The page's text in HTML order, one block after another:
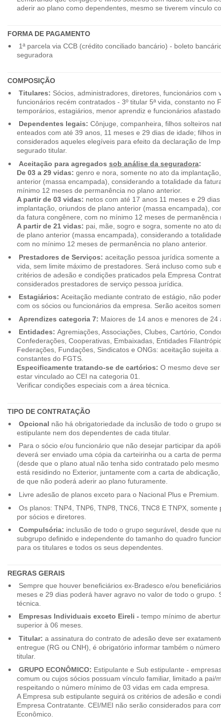
aderir ao plano como dependentes, mesmo se tiverem vínculo
FORMA DE PAGAMENTO
1ª parcela via CCB (crédito conciliado bancário) - boleto
seguradora
COMPOSIÇÃO
Titulares: Sócios, administradores, diretores, funcionários com
funcionários recém contratados - 3º titular 5ª vida, constanto no
temporários, estagiários, menor aprendiz e funcionários
Dependentes legais: Cônjuge, companheira, filhos solteiros
enteados com até 39 anos, 11 meses e 29 dias de idade; filhos
considerados aqueles elegíveis para efeito da declaração de
segurado titular.
Aceitação para agregados sob análise da seguradora:
De 03 a 29 vidas: genro e nora, somente no ato da
anterior (massa encampada), considerando a totalidade da
mínimo 12 meses de permanência no plano anterior.
A partir de 03 vidas: netos com até 17 anos 11 meses e 29
implantação, oriundos de plano anterior (massa encampada),
da fatura congênere, com no mínimo 12 meses de permanência
A partir de 21 vidas: pai, mãe, sogro e sogra, somente no ato
de plano anterior (massa encampada), considerando a
com no mínimo 12 meses de permanência no plano anterior.
Prestadores de Serviços: aceitação pessoa jurídica somente a
vida, sem limite máximo de prestadores. Será incluso como sub
critérios de adesão e condições praticados pela Empresa
considerados prestadores de serviço pessoa jurídica.
Estagiários: Aceitação mediante contrato de estágio, não
com os sócios ou funcionários da empresa. Serão aceitos
Aprendizes categoria 7: Maiores de 14 anos e menores de 24
Entidades: Agremiações, Associações, Clubes, Cartório,
Confederações, Cooperativas, Embaixadas, Entidades
Federações, Fundações, Sindicatos e ONGs: aceitação sujeita
constantes do FGTS.
Especificamente tratando-se de cartórios: O mesmo deve
estar vinculado ao CEI na categoria 01.
Verificar condições especiais com a área técnica.
TIPO DE CONTRATAÇÃO
Opcional não há obrigatoriedade da inclusão de todo o grupo
estipulante nem dos dependentes de cada titular.
Para o sócio e/ou funcionário que não desejar participar da
deverá ser enviado uma cópia da carteirinha ou a carta de
(desde que o plano atual não tenha sido contratado pelo
está residindo no Exterior, juntamente com a carta de
de que não poderá aderir ao plano futuramente.
Livre adesão de planos exceto para o Nacional Plus e Premium.
Os planos: TNP4, TNP6, TNP8, TNC6, TNC8 E TNPX,
por sócios e diretores.
Compulsória: inclusão de todo o grupo segurável, desde que
subgrupo definido e independente do tamanho do quadro
para os titulares e todos os seus dependentes.
REGRAS GERAIS
Sempre que houver beneficiários ex-Bradesco e/ou
meses e 29 dias poderá haver agravo no valor de todo o grupo.
técnica.
Empresas Individuais exceto Eireli - tempo mínimo de
superior à 06 meses.
Titular: a assinatura do contrato de adesão deve ser
entregue (RG ou CNH), é obrigatório informar também o
titular.
GRUPO ECONÔMICO: Estipulante e Sub estipulante -
comum ou cujos sócios possuam vínculo familiar, limitado a pai/
respeitando o número mínimo de 03 vidas em cada empresa.
A Empresa sub estipulante seguirá os critérios de adesão e
Empresa Contratante. CEI/MEI não serão considerados para
Econômico.